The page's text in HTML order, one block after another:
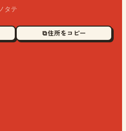
タテ
⧉ 住所をコピー